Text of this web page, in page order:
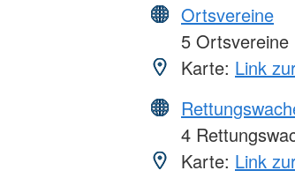
Ortsvereine
5 Ortsvereine
Karte: Link
4
Karte: Link